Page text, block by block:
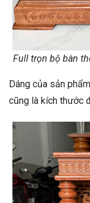
Full trọn bộ bàn
Dáng của sản
cũng là kích thước